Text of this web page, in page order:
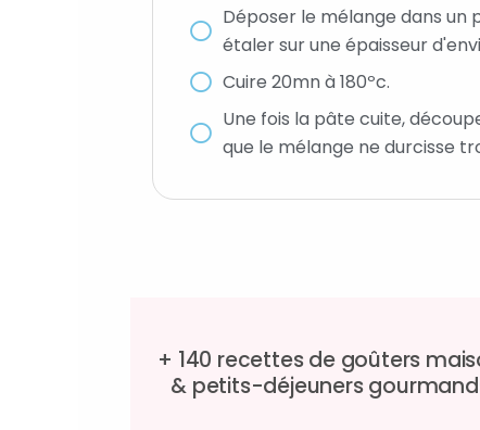
Déposer le mélange dans un
étaler sur une épaisseur
Cuire 20mn à 180ºc.
Une fois la pâte cuite,
que le mélange ne durcisse
+ 140 recettes de goûters
& petits-déjeuners